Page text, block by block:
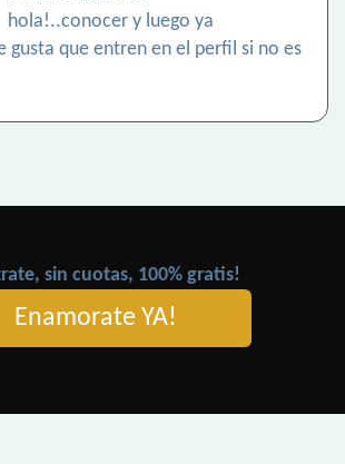
hola!..conocer y luego ya
gusta que entren en el perfil si no es
sin cuotas, 100% gratis!
Enamorate YA!